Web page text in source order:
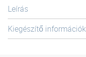
Leírás
Kiegészítő információk